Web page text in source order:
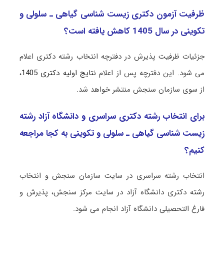
ظرفیت آزمون دکتری زیست شناسی ﮔﻴﺎهی ـ ﺳﻠﻮلی و
ﺗﻜﻮینی در سال 1405 کاهش یافته است؟
جزئیات ظرفیت پذیرش در دفترچه انتخاب رشته دکتری اعلام
می شود. این دفترچه پس از اعلام نتایج اولیه دکتری 1405
،
از سوی سازمان سنجش منتشر خواهد شد.
برای انتخاب رشته دکتری سراسری و دانشگاه آزاد رشته
زیست شناسی ﮔﻴﺎهی ـ ﺳﻠﻮلی و ﺗﻜﻮینی به کجا مراجعه
کنیم؟
انتخاب رشته سراسری در سایت سازمان سنجش و انتخاب
رشته دکتری دانشگاه آزاد در سایت مرکز سنجش، پذیرش و
فارغ التحصیلی دانشگاه آزاد انجام می شود.